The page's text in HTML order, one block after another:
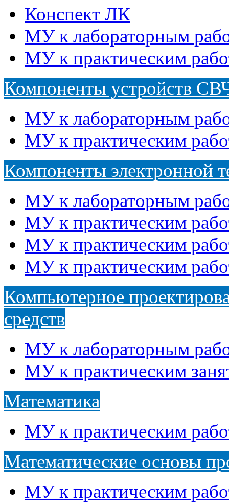
Конспект ЛК
МУ к лабораторным
МУ к практическим
Компоненты устройств
МУ к лабораторным
МУ к практическим
Компоненты электронной
МУ к лабораторным
МУ к практическим
МУ к практическим
МУ к практическим
Компьютерное
средств
МУ к лабораторным
МУ к практическим
Математика
МУ к практическим
Математические основы
МУ к практическим